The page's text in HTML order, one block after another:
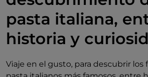
pasta italiana,
historia y
Viaje en el gusto, para descubrir los